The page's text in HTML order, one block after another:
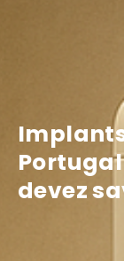
devez